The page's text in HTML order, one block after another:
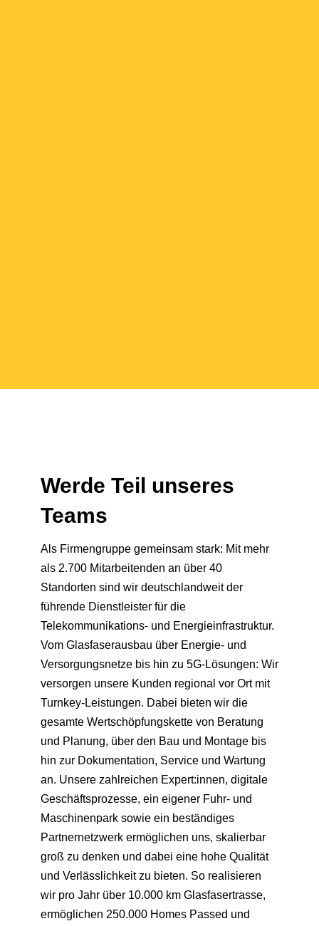
Werde Teil unseres
Teams
Als Firmengruppe gemeinsam stark: Mit mehr
als 2.700 Mitarbeitenden an über 40
Standorten sind wir deutschlandweit der
führende Dienstleister für die
Telekommunikations- und Energieinfrastruktur.
Vom Glasfaserausbau über Energie- und
Versorgungsnetze bis hin zu 5G-Lösungen: Wir
versorgen unsere Kunden regional vor Ort mit
Turnkey-Leistungen. Dabei bieten wir die
gesamte Wertschöpfungskette von Beratung
und Planung, über den Bau und Montage bis
hin zur Dokumentation, Service und Wartung
an. Unsere zahlreichen Expert:innen, digitale
Geschäftsprozesse, ein eigener Fuhr- und
Maschinenpark sowie ein beständiges
Partnernetzwerk ermöglichen uns, skalierbar
groß zu denken und dabei eine hohe Qualität
und Verlässlichkeit zu bieten. So realisieren
wir pro Jahr über 10.000 km Glasfasertrasse,
ermöglichen 250.000 Homes Passed und